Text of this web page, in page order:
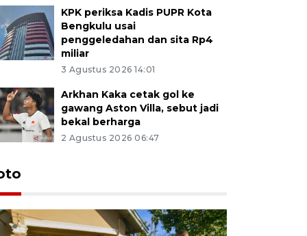
KPK periksa Kadis PUPR Kota
Bengkulu usai
penggeledahan dan sita Rp4
miliar
3 Agustus 2026 14:01
Arkhan Kaka cetak gol ke
gawang Aston Villa, sebut jadi
bekal berharga
2 Agustus 2026 06:47